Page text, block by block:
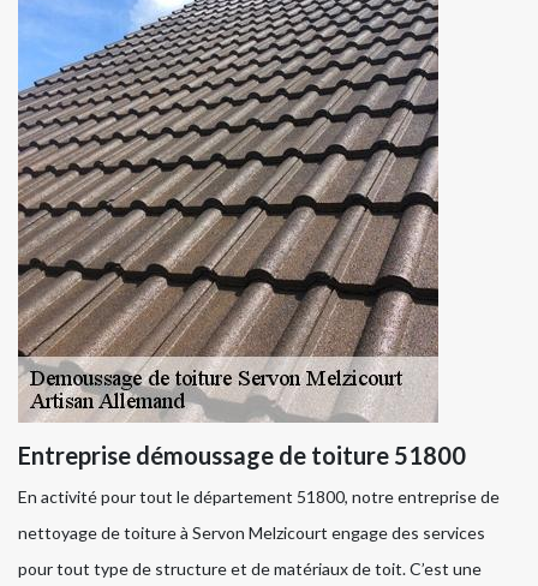
Entreprise démoussage de toiture 51800
En activité pour tout le département 51800, notre entreprise de
nettoyage de toiture à Servon Melzicourt engage des services
pour tout type de structure et de matériaux de toit. C’est une